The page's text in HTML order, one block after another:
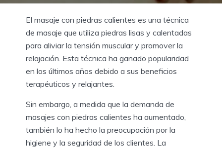
El masaje con piedras calientes es una técnica
de masaje que utiliza piedras lisas y calentadas
para aliviar la tensión muscular y promover la
relajación. Esta técnica ha ganado popularidad
en los últimos años debido a sus beneficios
terapéuticos y relajantes.
Sin embargo, a medida que la demanda de
masajes con piedras calientes ha aumentado,
también lo ha hecho la preocupación por la
higiene y la seguridad de los clientes. La